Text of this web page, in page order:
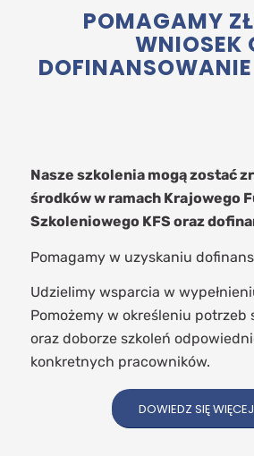
POMAGAMY
WNIOSEK
DOFINANSOWANIE
Nasze szkolenia mogą zostać
środków w ramach Krajowego
Szkoleniowego KFS oraz
Pomagamy w uzyskaniu
Udzielimy wsparcia w
Pomożemy w określeniu potrzeb
oraz doborze szkoleń
konkretnych pracowników.
DOWIEDZ SIĘ WIĘCEJ